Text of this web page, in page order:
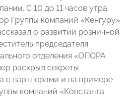
С 10 до 11 часов утра
Группы компаний «Кенгуру»
о развитии розничной
председателя
отделения «ОПОРА
раскрыл секреты
с партнерами и на примере
компаний «Константа